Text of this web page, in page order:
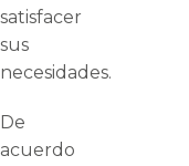
satisfacer
sus
necesidades.
De
acuerdo